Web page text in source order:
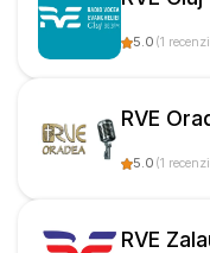
5.0 (1
RVE
5.0 (1
RVE